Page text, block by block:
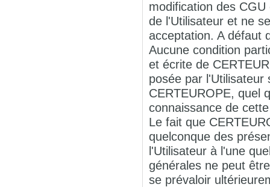
modification des
de l'Utilisateur et ne
acceptation. A défaut
Aucune condition
et écrite de
posée par
CERTEUROPE, quel
connaissance de
Le fait que
quelconque des
l'Utilisateur à l'une
générales ne peut
se prévaloir